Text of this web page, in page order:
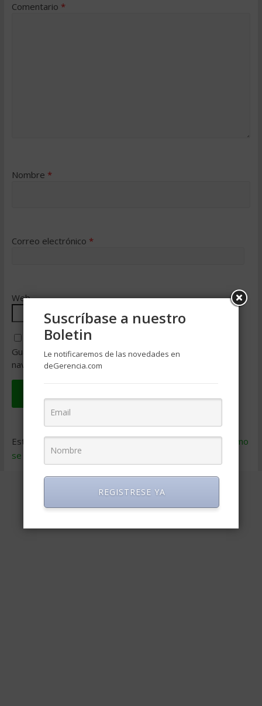
Comentario *
Nombre *
Correo electrónico *
Web
Guarda mi nombre, correo electrónico y web en este
navegador para la próxima vez que comente.
Este sitio usa Akismet para reducir el spam.
Aprende cómo
se procesan los datos de tus comentarios
Suscríbase a nuestro
Boletin
Le notificaremos de las novedades en
deGerencia.com
REGISTRESE YA